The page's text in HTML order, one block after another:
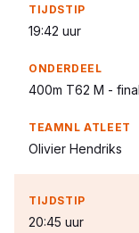
19:42 uur
400m T62 M -
Olivier Hendriks
20:45 uur